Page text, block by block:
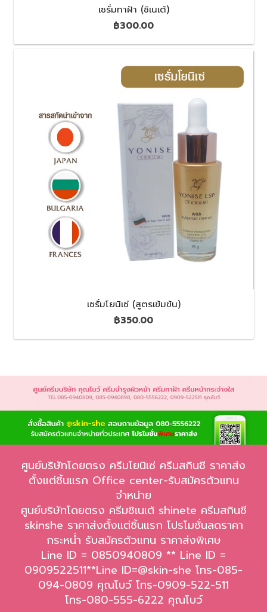
เซรั่มทาฝ้า (ชิเนเต้)
฿300.00
เซรั่มโยนิเซ่ (สูตรเข้มข้น)
฿350.00
ศูนย์บริษัทโดยตรง ครีมโยนิเซ่ ครีมสกินชี ราคาส่ง
ตั้งแต่ชิ้นแรก Office center-รับสมัครตัวแทน
จำหน่าย
ศูนย์บริษัทโดยตรง ครีมชิเนเต้ shinete ครีมสกินชี
skinshe ราคาส่งตั้งแต่ชิ้นแรก โปรโมชั่นลดราคา
กระหน่ำ รับสมัครตัวแทน ราคาส่งพิเศษ
Line ID = 0850940809 ** Line ID =
0909522511**Line ID=@skin-she โทร-085-
094-0809 คุณโบว์ โทร-0909-522-511
โทร-080-555-6222 คุณโบว์